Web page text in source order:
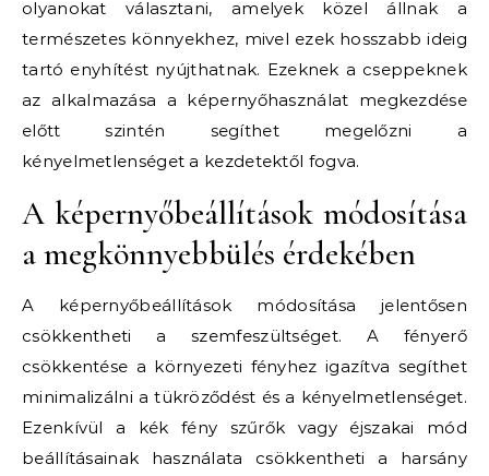
olyanokat választani, amelyek közel állnak a
természetes könnyekhez, mivel ezek hosszabb ideig
tartó enyhítést nyújthatnak. Ezeknek a cseppeknek
az alkalmazása a képernyőhasználat megkezdése
előtt szintén segíthet megelőzni a
kényelmetlenséget a kezdetektől fogva.
A képernyőbeállítások módosítása
a megkönnyebbülés érdekében
A képernyőbeállítások módosítása jelentősen
csökkentheti a szemfeszültséget. A fényerő
csökkentése a környezeti fényhez igazítva segíthet
minimalizálni a tükröződést és a kényelmetlenséget.
Ezenkívül a kék fény szűrők vagy éjszakai mód
beállításainak használata csökkentheti a harsány